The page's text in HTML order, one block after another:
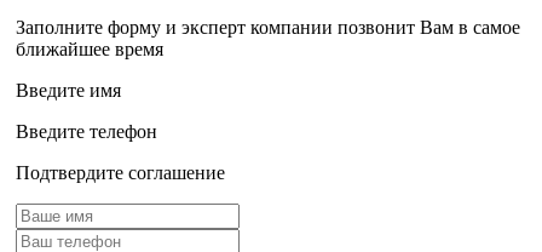
Заполните форму и эксперт компании позвонит Вам в самое
ближайшее время
Введите имя
Введите телефон
Подтвердите соглашение